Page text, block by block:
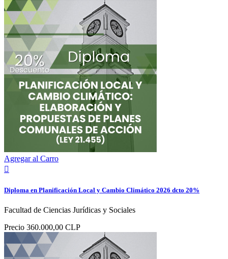
Agregar al Carro

Diploma en Planificación Local y Cambio Climático 2026 dcto 20%
Facultad de Ciencias Jurídicas y Sociales
Precio 360.000,00 CLP